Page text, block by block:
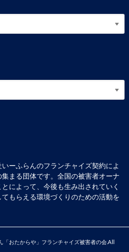
いーふらんのフランチャイズ契約によ
まる団体です。全国の被害者オーナ
によって、今後も生み出されていく
もらえる環境づくりのための活動を
「おたからや」フランチャイズ被害者の会.All